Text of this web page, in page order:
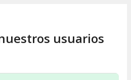
usuarios